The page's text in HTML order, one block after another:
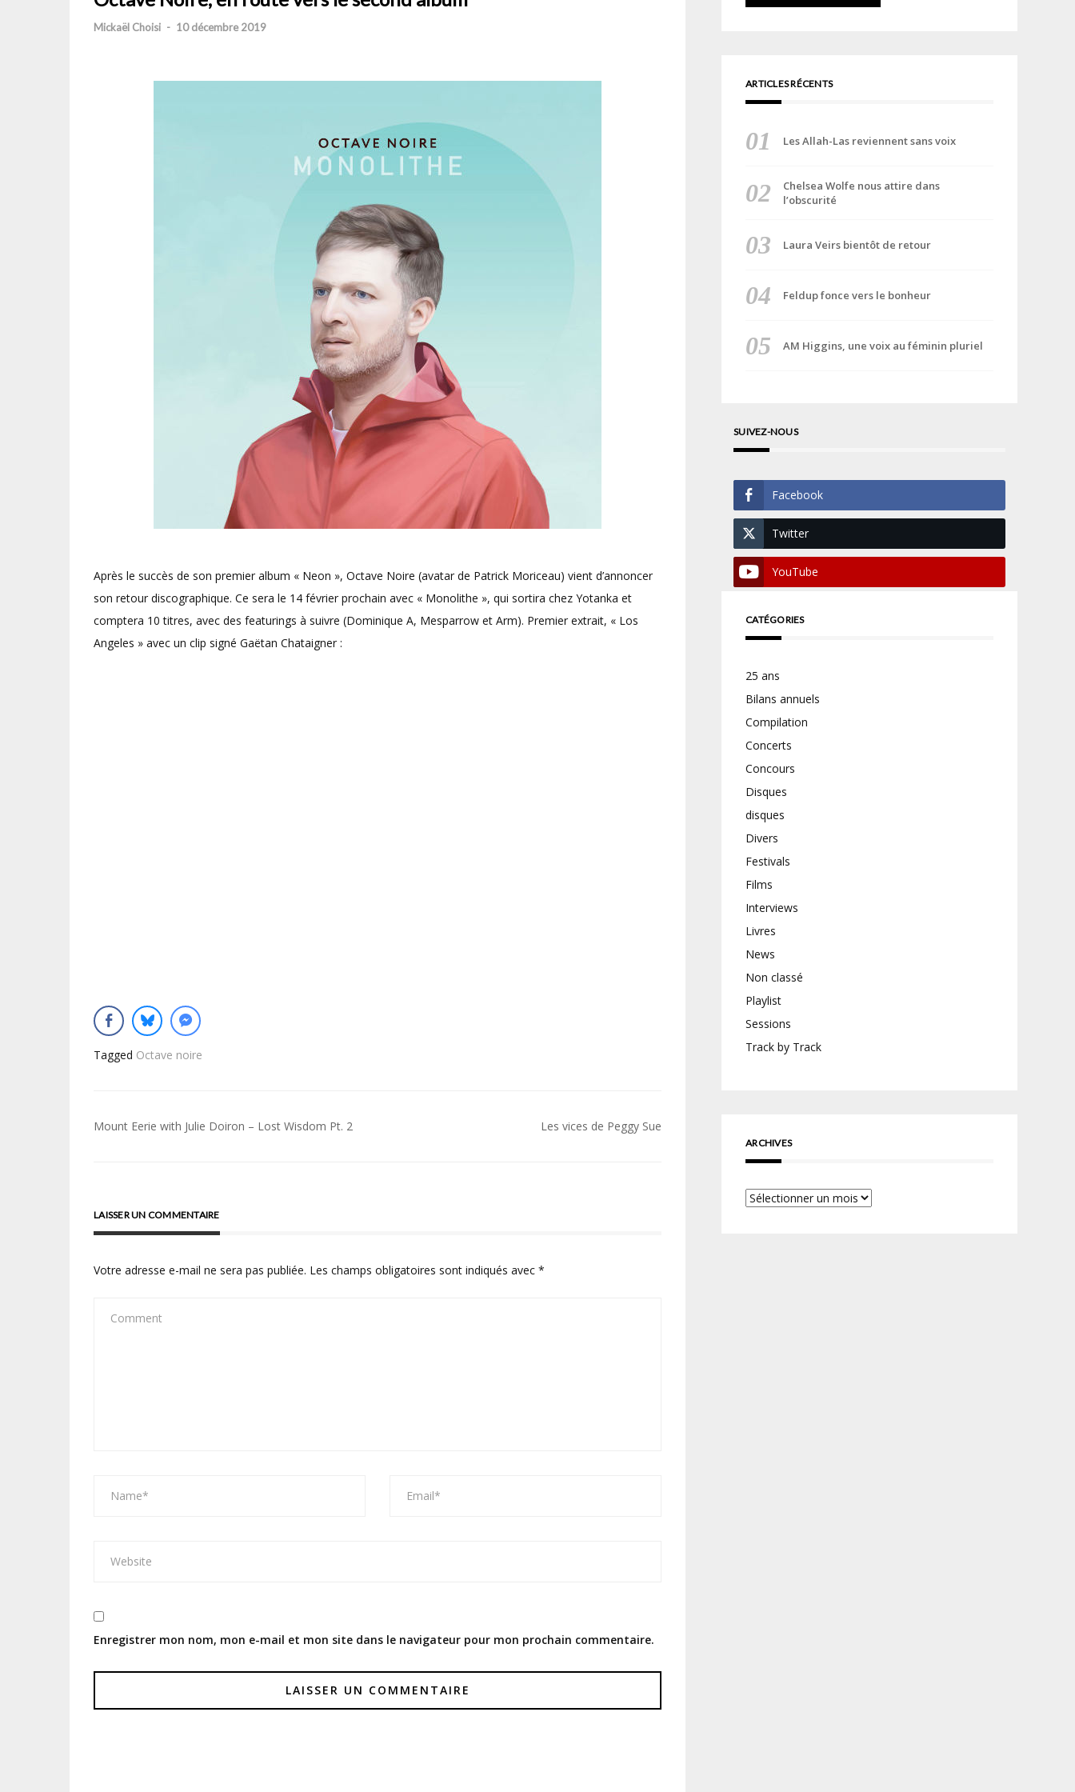
Mickaël Choisi - 10 décembre 2019
Après le succès de son premier album « Neon », Octave Noire (avatar de Patrick Moriceau) vient d’annoncer
son retour discographique. Ce sera le 14 février prochain avec « Monolithe », qui sortira chez Yotanka et
comptera 10 titres, avec des featurings à suivre (Dominique A, Mesparrow et Arm). Premier extrait, « Los
Angeles » avec un clip signé Gaëtan Chataigner :
Tagged Octave noire
Navigation
Mount Eerie with Julie Doiron – Lost Wisdom Pt. 2 Les vices de Peggy Sue
LAISSER UN COMMENTAIRE
Votre adresse e-mail ne sera pas publiée. Les champs obligatoires sont indiqués avec *
Enregistrer mon nom, mon e-mail et mon site dans le navigateur pour mon prochain commentaire.
ARTICLES RÉCENTS
Les Allah-Las reviennent sans voix
Chelsea Wolfe nous attire dans
l’obscurité
Laura Veirs bientôt de retour
Feldup fonce vers le bonheur
AM Higgins, une voix au féminin pluriel
SUIVEZ-NOUS
Facebook
Twitter
YouTube
CATÉGORIES
25 ans
Bilans annuels
Compilation
Concerts
Concours
Disques
disques
Divers
Festivals
Films
Interviews
Livres
News
Non classé
Playlist
Sessions
Track by Track
ARCHIVES
Archives